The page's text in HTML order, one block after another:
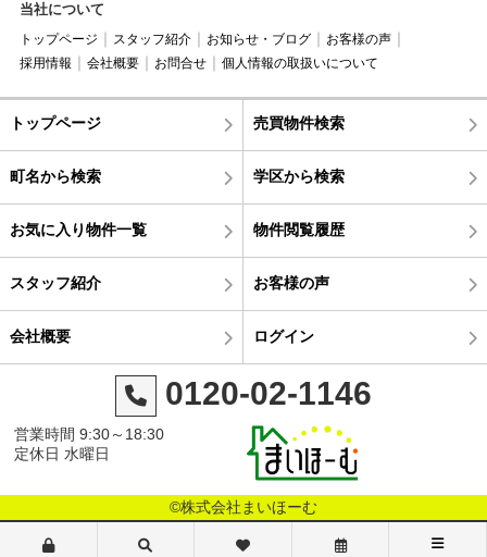
当社について
トップページ スタッフ紹介 お知らせ・ブログ
お客様の声
採用情報
会社概要 お問合せ 個人情報の取扱いについて
トップページ 売買物件検索
町名から検索 学区から検索
お気に入り物件一覧 物件閲覧履歴
スタッフ紹介 お客様の声
会社概要 ログイン
0120-02-1146
営業時間 9:30～18:30
定休日 水曜日
©株式会社まいほーむ